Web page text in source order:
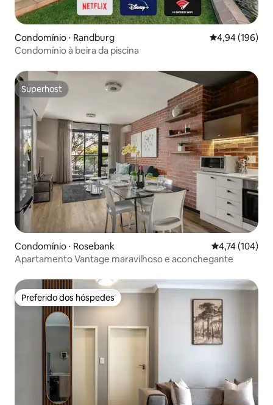
Condomínio ⋅ Randburg 4,94 de uma
4,94 (196)
Condomínio à beira da piscina
Superhost
Superhost
Condomínio ⋅ Rosebank 4,74 de uma
4,74 (104)
Apartamento Vantage maravilhoso e aconchegante
Preferido dos hóspedes
Preferido dos hóspedes